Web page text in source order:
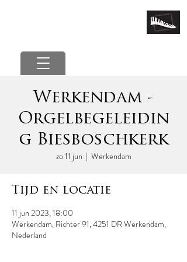
Werkendam -
Orgelbegeleidin
g Biesboschkerk
zo 11 jun
  |
Werkendam
Tijd en locatie
11 jun 2023, 18:00
Werkendam, Richter 91, 4251 DR Werkendam,
Nederland